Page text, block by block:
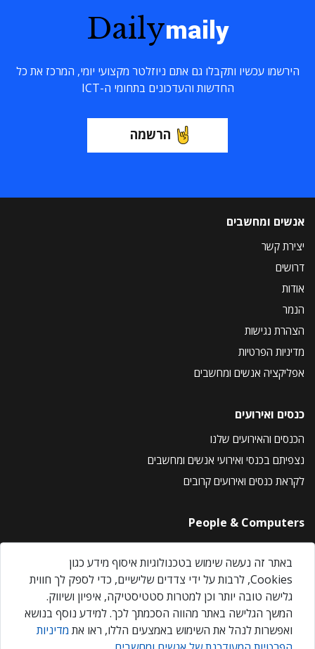
Dailymaily
הירשמו עכשיו ותקבלו גם אתם ניוזלטר מקצועי יומי, המרכז את כל
החדשות והעדכונים בתחומי ה-ICT
הרשמה
אנשים ומחשבים
יצירת קשר
דרושים
אודות
הנמר
הצהרת נגישות
מדיניות הפרטיות
אפליקציה אנשים ומחשבים
כנסים ואירועים
הכנסים והאירועים שלנו
נצפיתם בכנסי ואירועי אנשים ומחשבים
לקראת כנסים ואירועים קרובים
People & Computers
About Us
Privacy Policy
Contact Us
Our Events
באתר זה נעשה שימוש בטכנולוגיות איסוף מידע כגון
Cookies, לרבות על ידי צדדים שלישיים, כדי לספק לך חווית
גלישה טובה יותר וכן למטרות סטטיסטיקה, איפיון ושיווק.
המשך הגלישה באתר מהווה הסכמתך לכך. למידע נוסף בנושא
ואפשרות לנהל את השימוש באמצעים הללו, ראו את מדיניות